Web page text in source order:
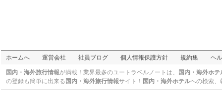
ホームへ 運営会社 社員ブログ 個人情報保護方針 規約集 ヘ
国内・海外旅行情報が満載！業界最多のユートラベルノートは、
国内・海外ホ
の登録も簡単に出来る 国内・海外旅行情報サイト！ 国内・海外ホテルへの検索、